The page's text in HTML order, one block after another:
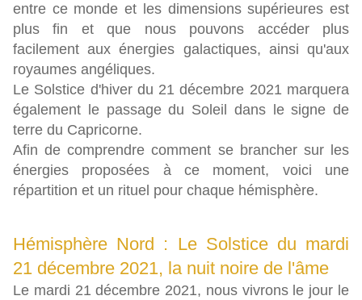
entre ce monde et les dimensions supérieures est
plus fin et que nous pouvons accéder plus
facilement aux énergies galactiques, ainsi qu'aux
royaumes angéliques.
Le Solstice d'hiver du 21 décembre 2021 marquera
également le passage du Soleil dans le signe de
terre du Capricorne.
Afin de comprendre comment se brancher sur les
énergies proposées à ce moment, voici une
répartition et un rituel pour chaque hémisphère.
Hémisphère Nord : Le Solstice du mardi
21 décembre 2021, la nuit noire de l'âme
Le mardi 21 décembre 2021, nous vivrons le jour le